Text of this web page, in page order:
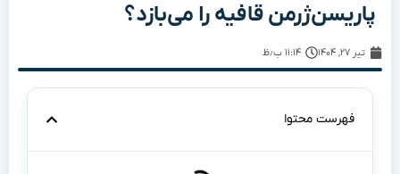
پاریسن‌ژرمن قافیه را می‌بازد؟
تیر ۲۷, ۱۴۰۴ ۱۱:۱۴ ب٫ظ
فهرست محتوا